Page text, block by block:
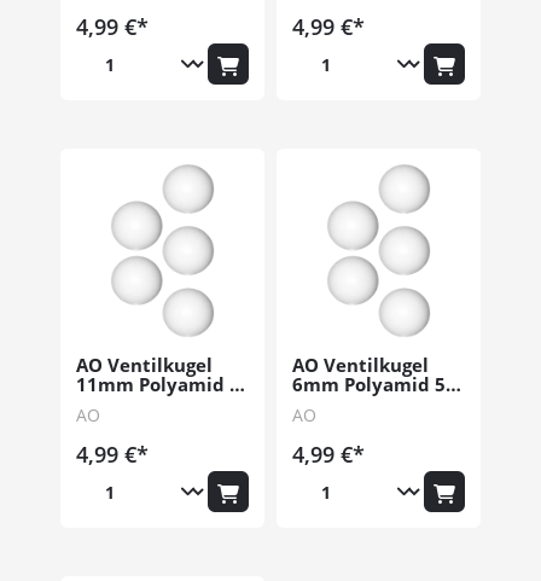
4,99 €* 4,99 €*
AO Ventilkugel
11mm Polyamid 5
Stk.
AO
4,99 €*
AO Ventilkugel
6mm Polyamid 5
Stk.
AO
4,99 €*